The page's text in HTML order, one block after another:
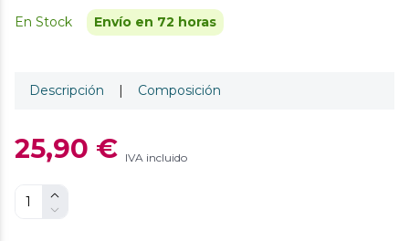
En Stock Envío en 72 horas
Descripción | Composición
25,90 € IVA incluido